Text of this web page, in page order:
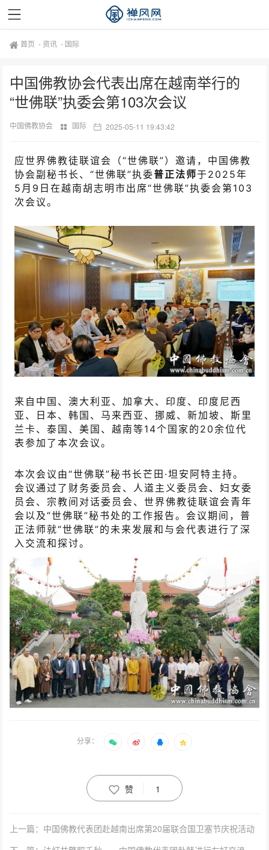
首页 - 资讯 - 国际
中国佛教协会代表出席在越南举行的
“世佛联”执委会第103次会议
中国佛教协会 国际 2025-05-11 19:43:42
应世界佛教徒联谊会（“世佛联”）邀请，中国佛教
协会副秘书长、“世佛联”执委普正法师于2025年
5月9日在越南胡志明市出席“世佛联”执委会第103
次会议。
来自中国、澳大利亚、加拿大、印度、印度尼西
亚、日本、韩国、马来西亚、挪威、新加坡、斯里
兰卡、泰国、美国、越南等14个国家的20余位代
表参加了本次会议。
本次会议由“世佛联”秘书长芒田·坦安阿特主持。
会议通过了财务委员会、人道主义委员会、妇女委
员会、宗教间对话委员会、世界佛教徒联谊会青年
会以及“世佛联”秘书处的工作报告。会议期间，普
正法师就“世佛联”的未来发展和与会代表进行了深
入交流和探讨。
分享：
赞 1
上一篇：中国佛教代表团赴越南出席第20届联合国卫塞节庆祝活动